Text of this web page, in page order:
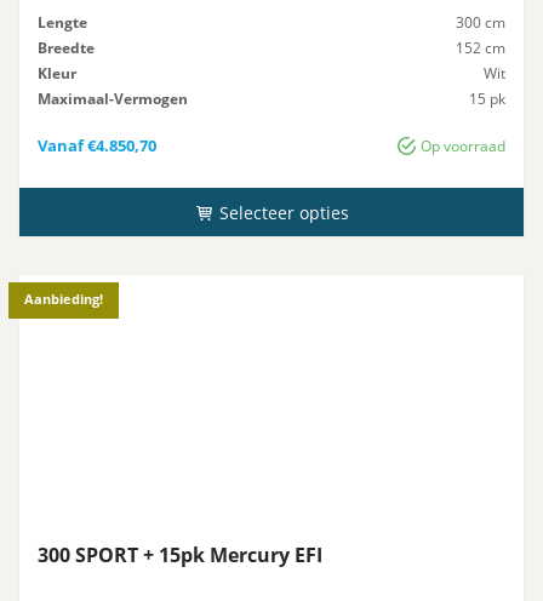
Lengte
300 cm
Breedte
152 cm
Kleur
Wit
Maximaal-Vermogen
15 pk
Op voorraad
Vanaf€4.850,70
Selecteer opties
Aanbieding!
300 SPORT + 15pk Mercury EFI